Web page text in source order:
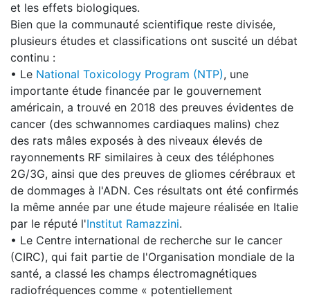
et les effets biologiques.
Bien que la communauté scientifique reste divisée,
plusieurs études et classifications ont suscité un débat
continu :
• Le National Toxicology Program (NTP), une
importante étude financée par le gouvernement
américain, a trouvé en 2018 des preuves évidentes de
cancer (des schwannomes cardiaques malins) chez
des rats mâles exposés à des niveaux élevés de
rayonnements RF similaires à ceux des téléphones
2G/3G, ainsi que des preuves de gliomes cérébraux et
de dommages à l'ADN. Ces résultats ont été confirmés
la même année par une étude majeure réalisée en Italie
par le réputé l'Institut Ramazzini.
• Le Centre international de recherche sur le cancer
(CIRC), qui fait partie de l'Organisation mondiale de la
santé, a classé les champs électromagnétiques
radiofréquences comme « potentiellement